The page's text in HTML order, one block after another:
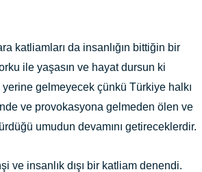
katliamları da insanlığın bittiğin bir
ile yaşasın ve hayat dursun ki
gelmeyecek çünkü Türkiye halkı
ve provokasyona gelmeden ölen ve
umudun devamını getireceklerdir.
ve insanlık dışı bir katliam denendi.